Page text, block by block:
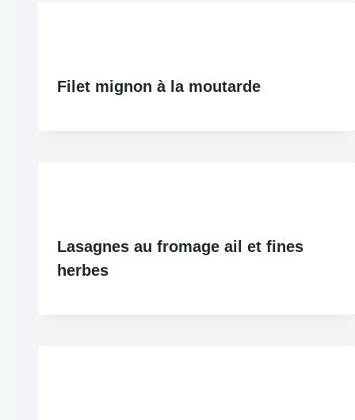
Filet mignon à la moutarde
Lasagnes au fromage ail et fines
herbes